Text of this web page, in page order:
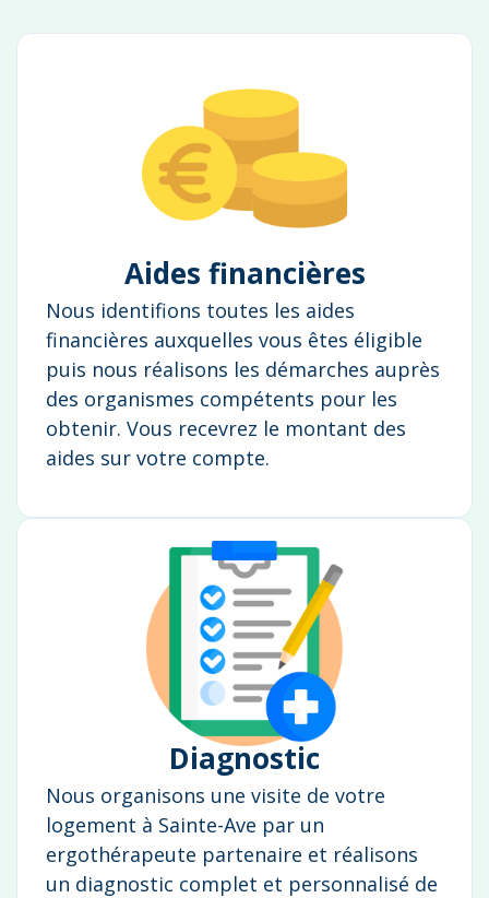
Aides financières
Nous identifions toutes les aides
financières auxquelles vous êtes éligible
puis nous réalisons les démarches auprès
des organismes compétents pour les
obtenir. Vous recevrez le montant des
aides sur votre compte.
Diagnostic
Nous organisons une visite de votre
logement à Sainte-Ave par un
ergothérapeute partenaire et réalisons
un diagnostic complet et personnalisé de